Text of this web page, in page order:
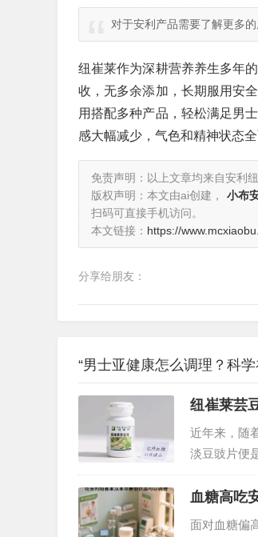
对于安利产品需要了解更多的
纽崔莱作为深耕营养养生多年
收，无多余添加，长期服用安
用搭配多种产品，轻松满足男
感大幅减少，气色和精神状态
免责声明：以上文章均来自安利
版权声明：本文由ai创建，
小布
扫码可直接手机访问。
本文链接： https://
分享给朋友：
“男士亚健康怎么调理？科
纽崔莱芸
近年来，随
淡豆豉片便
它的实际效
血糖高吃
面对血糖偏